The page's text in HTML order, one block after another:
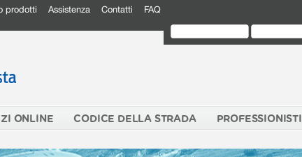
prodotti Assistenza Contatti FAQ
ONLINE CODICE DELLA STRADA PROFESSIONISTI